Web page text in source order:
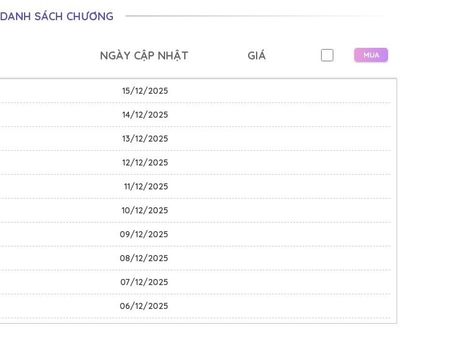
DANH SÁCH CHƯƠNG
NGÀY CẬP NHẬT GIÁ
15/12/2025
14/12/2025
13/12/2025
12/12/2025
11/12/2025
10/12/2025
09/12/2025
08/12/2025
07/12/2025
06/12/2025